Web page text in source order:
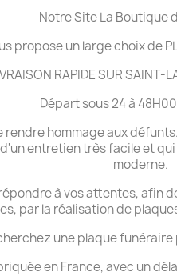
Notre Site La Boutique
propose un large choix de
RAPIDE SUR SAINT-
Départ sous 24 à
hommage aux
entretien très facile et
moderne.
à vos attentes, afin
par la réalisation de
une plaque
en France, avec un